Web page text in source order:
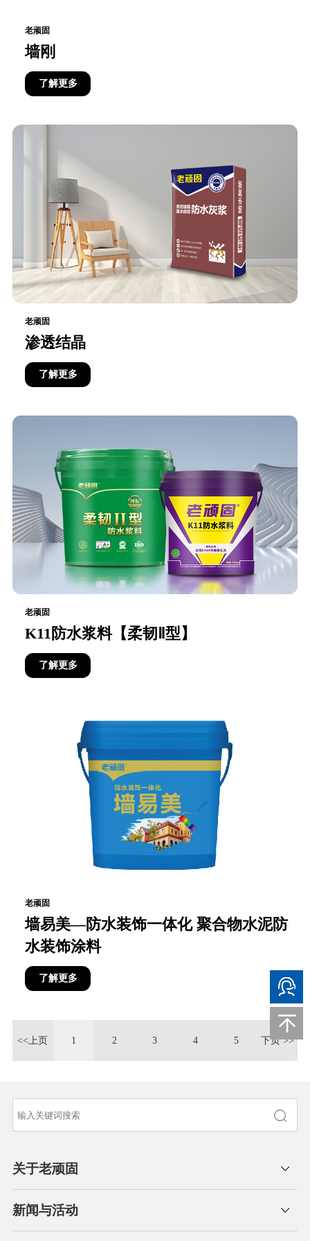
老顽固
墙刚
了解更多
老顽固
渗透结晶
了解更多
老顽固
K11防水浆料【柔韧Ⅱ型】
了解更多
老顽固
墙易美—防水装饰一体化 聚合物水泥防
水装饰涂料
了解更多
<<上页 1 2 3 4 5 下页 >>
关于老顽固
新闻与活动